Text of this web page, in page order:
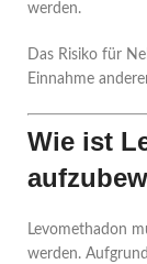
werden.
Das Risiko für
Einnahme
Wie ist
Levomethadon
werden.